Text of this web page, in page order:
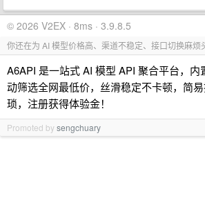
© 2026 V2EX · 8ms · 3.9.8.5
你还在为 AI 模型价格高、渠道不稳定、接口切换麻烦
A6API 是一站式 AI 模型 API 聚合平台，内
动筛选全网最低价，丝滑稳定不卡顿，简
琐，注册获得体验金！
Promoted bysengchuary